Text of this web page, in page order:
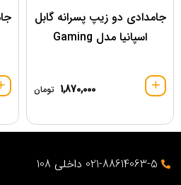
جامدادی دو زیپ پسرانه گابل
اسپانیا مدل Gaming
1,870,000 تومان
021-88614063-5 داخلی 108